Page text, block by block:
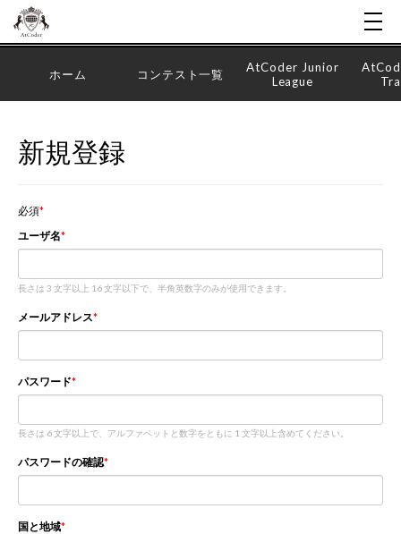
ホーム コンテスト一覧
AtCoder Junior
League
新規登録
必須
ユーザ名
長さは 3 文字以上 16 文字以下で、半角英数字のみが使用できます。
メールアドレス
パスワード
長さは 6 文字以上で、アルファベットと数字をともに 1 文字以上含めてください。
パスワードの確認
国と地域